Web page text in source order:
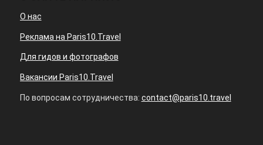
О нас
Реклама на Paris10.Travel
Для гидов и фотографов
Вакансии Paris10.Travel
По вопросам сотрудничества: contact@paris10.travel